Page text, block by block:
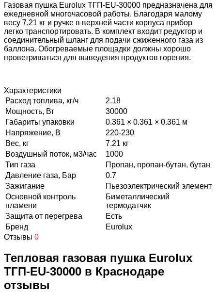
Газовая пушка Eurolux ТГП-EU-30000 предназначена для
ежедневной многочасовой работы. Благодаря малому
весу 7,21 кг и ручке в верхней части корпуса прибор
легко транспортировать. В комплект входит редуктор и
соединительный шланг для подачи сжиженного газа из
баллона. Обогреваемые площадки должны хорошо
проветриваться для выведения продуктов горения.
Характеристики
Расход топлива, кг/ч
2.18
Мощность, Вт
30000
Габариты упаковки
0.361 × 0.361 × 0.361 м
Напряжение, В
220-230
Вес, кг
7.21 кг
Воздушный поток, м3/час
1000
Тип газа
Пропан, пропан-бутан, бутан
Давление газа, Бар
0.7
Зажигание
Пьезоэлектрический элемент
Основной контроль
пламени
Биметаллический
термодатчик
Защита от перегрева
Есть
Бренд
Eurolux
Отзывы 0
Тепловая газовая пушка Eurolux
ТГП-EU-30000 в Краснодаре
отзывы